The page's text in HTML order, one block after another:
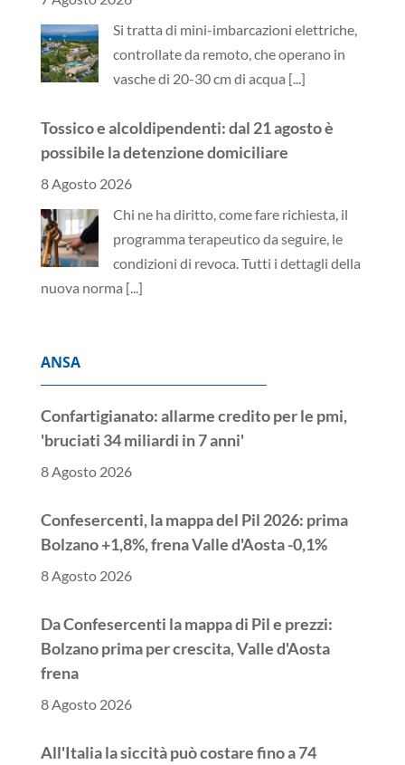
Si tratta di mini-imbarcazioni elettriche,
controllate da remoto, che operano in
vasche di 20-30 cm di acqua [...]
Tossico e alcoldipendenti: dal 21 agosto è
possibile la detenzione domiciliare
8 Agosto 2026
Chi ne ha diritto, come fare richiesta, il
programma terapeutico da seguire, le
condizioni di revoca. Tutti i dettagli della
nuova norma [...]
ANSA
Confartigianato: allarme credito per le pmi,
'bruciati 34 miliardi in 7 anni'
8 Agosto 2026
Confesercenti, la mappa del Pil 2026: prima
Bolzano +1,8%, frena Valle d'Aosta -0,1%
8 Agosto 2026
Da Confesercenti la mappa di Pil e prezzi:
Bolzano prima per crescita, Valle d'Aosta
frena
8 Agosto 2026
All'Italia la siccità può costare fino a 74